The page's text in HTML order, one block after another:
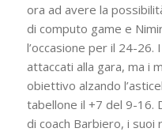
ora ad avere la
di computo game e
l’occasione per il 24-
attaccati alla gara, ma i
obiettivo alzando
tabellone il +7 del 9-16.
di coach Barbiero, i